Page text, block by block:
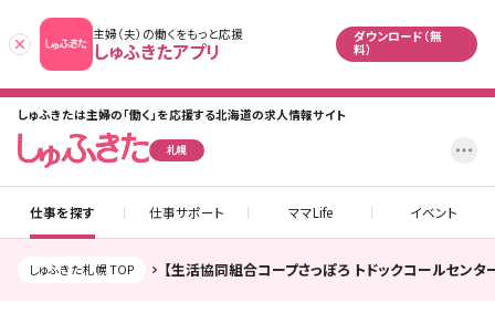
主婦（夫）の働くをもっと応援
しゅふきたアプリ
あとで
ダウンロード（無
料）
しゅふきたは主婦の「働く」を応援する北海道の求人情報サイト
札幌
仕事を探す 仕事サポート ママLife イベント
しゅふきた札幌 TOP 【生活協同組合コープさっぽろ トドックコールセン